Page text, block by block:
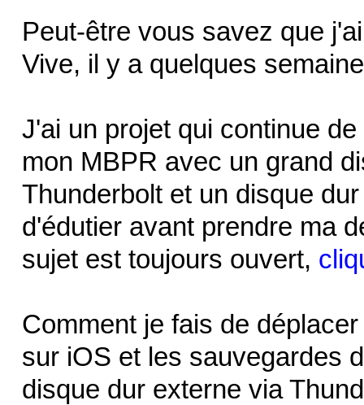
Peut-être vous savez que
Vive, il y a quelques
J'ai un projet qui continue
mon MBPR avec un grand
Thunderbolt et un disque
d'édutier avant prendre ma
sujet est toujours ouvert,
Comment je fais de
sur iOS et les sauvegardes
disque dur externe via